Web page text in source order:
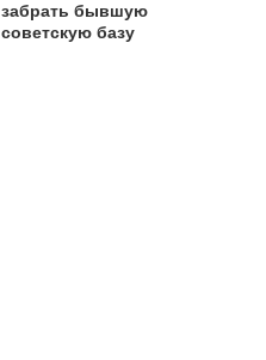
забрать бывшую
советскую базу